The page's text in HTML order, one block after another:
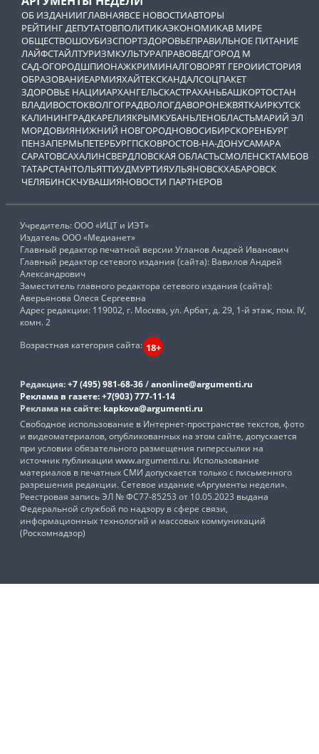
ОБ ИЗДАНИИГЛАВНАЯВСЕ НОВОСТИАВТОРЫ
РЕЙТИНГ ДЕПУТАТОВПОЛИТИКАЭКОНОМИКАВ МИРЕ
ОБЩЕСТВОШОУБИЗСПОРТЗДОРОВЬЕПРАВИЛЬНОЕ ПИТАНИЕ
ЛАЙФСТАЙЛТУРИЗМКУЛЬТУРАПРАВОВЕДГОРОД М
САД-ОГОРОДШПИОНАЖКРИМИНАЛГОВОРЯТ ГЕРОИИСТОРИЯ
ОБРАЗОВАНИЕАРМИЯХАЙТЕКСКАНДАЛСОЦПАКЕТ
ЗДОРОВЬЕ НАЦИИАРХАНГЕЛЬСКАСТРАХАНЬБАШКОРТОСТАН
ВЛАДИВОСТОКВОЛГОГРАДВОЛОГДАВОРОНЕЖВЯТКАИРКУТСК
КАЛИНИНГРАДКАРЕЛИЯКРЫМКУБАНЬЛЕНОБЛАСТЬМАРИЙ ЭЛ
МОРДОВИЯНИЖНИЙ НОВГОРОДНОВОСИБИРСКОРЕНБУРГ
ПЕНЗАПЕРМЬПЕТЕРБУРГПСКОВРОСТОВ-НА-ДОНУСАМАРА
САРАТОВСАХАЛИНСВЕРДЛОВСКАЯ ОБЛАСТЬСМОЛЕНСКТАМБОВ
ТАТАРСТАНТОЛЬЯТТИУДМУРТИЯУЛЬЯНОВСКХАБАРОВСК
ЧЕЛЯБИНСКЧУВАШИЯНОВОСТИ ПАРТНЕРОВ
Учредитель: ООО «ИЦТ и ИЭТ»
Издатель ООО «Медианет»
Главный редактор печатной версии Угланов Андрей Иванович
Главный редактор сетевого издания (сайта): Вавилов Андрей
Александрович
Заместитель главного редактора сетевого издания (сайта):
Аверьянова Олеся Сергеевна
Адрес редакции: 119002, г. Москва, ул. Арбат, д. 29, 1-й этаж, пом. IV,
комн. 2
Возрастная категория сайта: 18+
Редакция:+7 (495) 981-68-36/anonline@argumenti.ru
Реклама в газете:+7(903) 777-11-14
Реклама на сайте: kapkova@argumenti.ru
Свободное использование в Интернет-пространстве текстов, фото
и видеоматериалов, опубликованных на этом сайте, допускается
при условии обязательного размещения гиперссылки на
источник публикации www.argumenti.ru. Использование
материалов в печатных СМИ допускается только с письменного
разрешения редакции. Сетевое издание «Аргументы недели».
Реестровая запись ЭЛ № ФС77-85253 от 10.05.2023 выдана
Федеральной службой по надзору в сфере связи,
информационных технологий и массовых коммуникаций
(Роскомнадзор)